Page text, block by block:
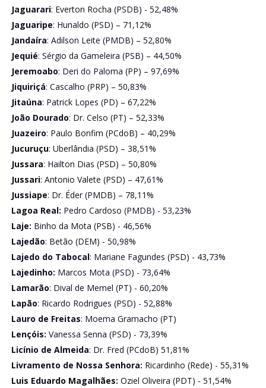
Jaguarari: Everton Rocha (PSDB) - 52,48%
Jaguaripe: Hunaldo (PSD) – 71,12%
Jandaíra: Adilson Leite (PMDB) – 52,80%
Jequié: Sérgio da Gameleira (PSB) – 44,50%
Jeremoabo: Deri do Paloma (PP) – 97,69%
Jiquiriçá: Cascalho (PRP) – 50,83%
Jitaúna: Patrick Lopes (PD) – 67,22%
João Dourado: Dr. Celso (PT) – 52,33%
Juazeiro: Paulo Bonfim (PCdoB) – 40,29%
Jucuruçu: Uberlândia (PSD) – 38,51%
Jussara: Hailton Dias (PSD) – 50,80%
Jussari: Antonio Valete (PSD) – 47,61%
Jussiape: Dr. Éder (PMDB) – 78,11%
Lagoa Real: Pedro Cardoso (PMDB) - 53,23%
Laje: Binho da Mota (PSB) - 46,56%
Lajedão: Betão (DEM) - 50,98%
Lajedo do Tabocal: Mariane Fagundes (PSD) - 43,73%
Lajedinho: Marcos Mota (PSD) - 73,64%
Lamarão: Dival de Memel (PT) - 60,20%
Lapão: Ricardo Rodrigues (PSD) - 52,88%
Lauro de Freitas: Moema Gramacho (PT)
Lençóis: Vanessa Senna (PSD) - 73,39%
Licínio de Almeida: Dr. Fred (PCdoB) 51,81%
Livramento de Nossa Senhora: Ricardinho (Rede) - 55,31%
Luis Eduardo Magalhães: Oziel Oliveira (PDT) - 51,54%